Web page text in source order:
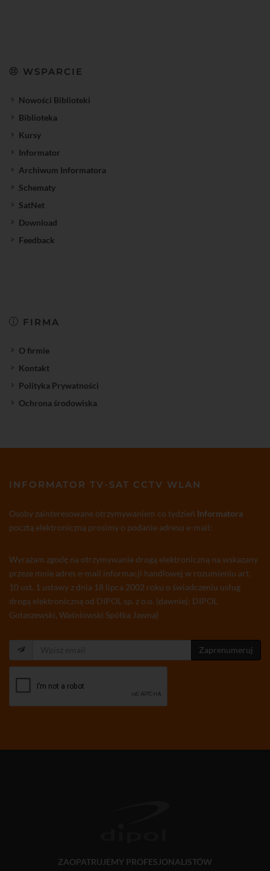
WSPARCIE
Nowości Biblioteki
Biblioteka
Kursy
Informator
Archiwum Informatora
Schematy
SatNet
Download
Feedback
FIRMA
O firmie
Kontakt
Polityka Prywatności
Ochrona środowiska
INFORMATOR TV-SAT CCTV WLAN
Osoby zainteresowane otrzymywaniem co tydzień Informatora
pocztą elektroniczną prosimy o podanie adresu e-mail:
Wyrażam zgodę na otrzymywanie drogą elektroniczną na wskazany
przeze mnie adres e-mail informacji handlowej w rozumieniu art.
10 ust. 1 ustawy z dnia 18 lipca 2002 roku o świadczeniu usług
drogą elektroniczną od DIPOL sp. z o.o. (dawniej: DIPOL
Gołaszewski, Waśniowski Spółka Jawna)
Zaprenumeruj
ZAOPATRUJEMY PROFESJONALISTÓW